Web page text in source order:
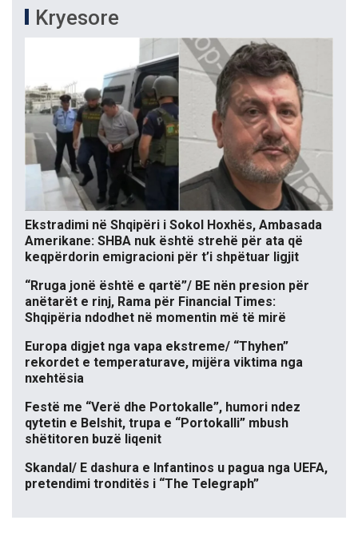
Kryesore
Ekstradimi në Shqipëri i Sokol Hoxhës, Ambasada
Amerikane: SHBA nuk është strehë për ata që
keqpërdorin emigracioni për t’i shpëtuar ligjit
“Rruga jonë është e qartë”/ BE nën presion për
anëtarët e rinj, Rama për Financial Times:
Shqipëria ndodhet në momentin më të mirë
Europa digjet nga vapa ekstreme/ “Thyhen”
rekordet e temperaturave, mijëra viktima nga
nxehtësia
Festë me “Verë dhe Portokalle”, humori ndez
qytetin e Belshit, trupa e “Portokalli” mbush
shëtitoren buzë liqenit
Skandal/ E dashura e Infantinos u pagua nga UEFA,
pretendimi tronditës i “The Telegraph”